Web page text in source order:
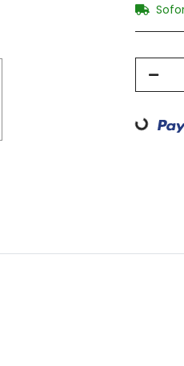
Loading...